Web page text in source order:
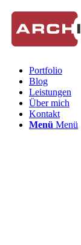
Portfolio
Blog
Leistungen
Über mich
Kontakt
Menü Menü